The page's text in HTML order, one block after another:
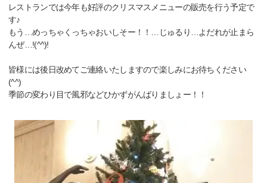
レストランでは今年も好評のクリスマスメニューの販売を行う予定で
す♪
もう…めっちゃくっちゃおいしそー！！…じゅるり…よだれが止まら
んぜ…!(^^)!
皆様には後日改めてご連絡いたしますので楽しみにお待ちください
(^^)
季節の変わり目で風邪などひかずがんばりましょー！！